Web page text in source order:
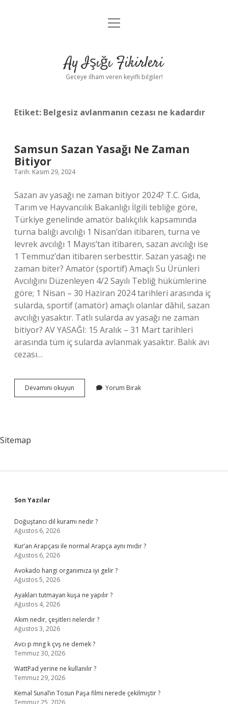
Anasayfa
Yasal Uyarı
menüyü
Ay Işığı Fikirleri
Geceye ilham veren keyifli bilgiler!
Etiket: Belgesiz avlanmanın cezası ne kadardır
Samsun Sazan Yasağı Ne Zaman
Bitiyor
Tarih: Kasım 29, 2024
Sazan av yasağı ne zaman bitiyor 2024? T.C. Gıda,
Tarım ve Hayvancılık Bakanlığı İlgili tebliğe göre,
Türkiye genelinde amatör balıkçılık kapsamında
turna balığı avcılığı 1 Nisan’dan itibaren, turna ve
levrek avcılığı 1 Mayıs’tan itibaren, sazan avcılığı ise
1 Temmuz’dan itibaren serbesttir. Sazan yasağı ne
zaman biter? Amatör (sportif) Amaçlı Su Ürünleri
Avcılığını Düzenleyen 4/2 Sayılı Tebliğ hükümlerine
göre; 1 Nisan – 30 Haziran 2024 tarihleri ​​arasında iç
sularda, sportif (amatör) amaçlı olanlar dâhil, sazan
avcılığı yasaktır. Tatlı sularda av yasağı ne zaman
bitiyor? AV YASAĞI: 15 Aralık – 31 Mart tarihleri ​​
arasında tüm iç sularda avlanmak yasaktır. Balık avı
cezası…
Devamını okuyun
Sazan
Yorum Bırak
Sitemap
Sidebar
Son Yazılar
Doğuştancı dil kuramı nedir ?
Ağustos 6, 2026
Kur’an Arapçası ile normal Arapça aynı mıdır ?
Ağustos 6, 2026
Avokado hangi organımıza iyi gelir ?
Ağustos 5, 2026
Ayakları tutmayan kuşa ne yapılır ?
Ağustos 4, 2026
Akım nedir, çeşitleri nelerdir ?
Ağustos 3, 2026
Avcı p mng k çvş ne demek ?
Temmuz 30, 2026
WattPad yerine ne kullanılır ?
Temmuz 29, 2026
Kemal Sunal’ın Tosun Paşa filmi nerede çekilmiştir ?
Temmuz 25, 2026